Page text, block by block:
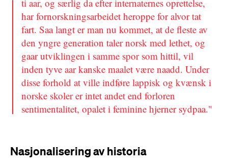
ti aar, og særlig da efter internaternes oprettelse,
har fornorskningsarbeidet heroppe for alvor tat
fart. Saa langt er man nu kommet, at de fleste av
den yngre generation taler norsk med lethet, og
gaar utviklingen i samme spor som hittil, vil
inden tyve aar kanske maalet være naadd. Under
disse forhold at ville indføre lappisk og kvænsk i
norske skoler er intet andet end forloren
sentimentalitet, opalet i feminine hjerner sydpaa."
Nasjonalisering av historia